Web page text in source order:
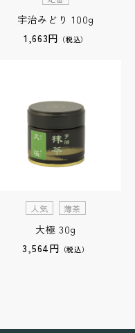
宇治みどり 100g
1,663円 （税込）
人気 薄茶
大極 30g
3,564円 （税込）